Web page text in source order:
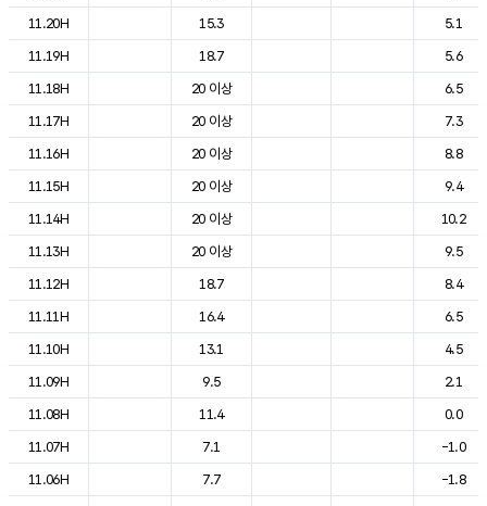
11.20H
15.3
5.1
11.19H
18.7
5.6
11.18H
20 이상
6.5
11.17H
20 이상
7.3
11.16H
20 이상
8.8
11.15H
20 이상
9.4
11.14H
20 이상
10.2
11.13H
20 이상
9.5
11.12H
18.7
8.4
11.11H
16.4
6.5
11.10H
13.1
4.5
11.09H
9.5
2.1
11.08H
11.4
0.0
11.07H
7.1
-1.0
11.06H
7.7
-1.8